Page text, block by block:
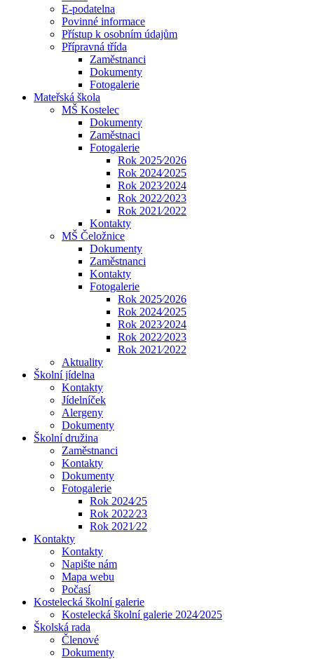
E-podatelna
Povinné informace
Přístup k osobním údajům
Přípravná třída
Zaměstnanci
Dokumenty
Fotogalerie
Mateřská škola
MŠ Kostelec
Dokumenty
Zaměstnaci
Fotogalerie
Rok 2025⁄2026
Rok 2024⁄2025
Rok 2023⁄2024
Rok 2022⁄2023
Rok 2021⁄2022
Kontakty
MŠ Čeložnice
Dokumenty
Zaměstnanci
Kontakty
Fotogalerie
Rok 2025⁄2026
Rok 2024⁄2025
Rok 2023⁄2024
Rok 2022⁄2023
Rok 2021⁄2022
Aktuality
Školní jídelna
Kontakty
Jídelníček
Alergeny
Dokumenty
Školní družina
Zaměstnanci
Kontakty
Dokumenty
Fotogalerie
Rok 2024⁄25
Rok 2022⁄23
Rok 2021⁄22
Kontakty
Kontakty
Napište nám
Mapa webu
Počasí
Kostelecká školní galerie
Kostelecká školní galerie 2024⁄2025
Školská rada
Členové
Dokumenty